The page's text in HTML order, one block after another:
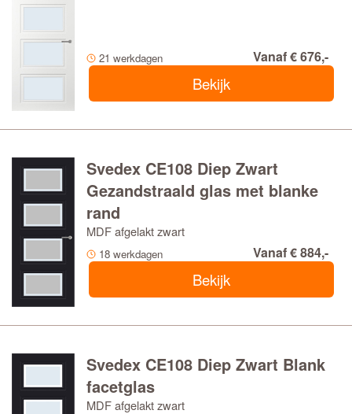
21 werkdagen Vanaf € 676,-
Bekijk
Svedex CE108 Diep Zwart
Gezandstraald glas met blanke
rand
MDF afgelakt zwart
18 werkdagen Vanaf € 884,-
Bekijk
Svedex CE108 Diep Zwart Blank
facetglas
MDF afgelakt zwart